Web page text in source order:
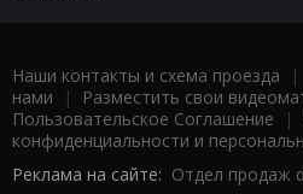
Наши контакты и схема проезда |
нами | Разместить свои
Пользовательское Соглашение |
конфиденциальности и
Реклама на сайте: Отдел продаж